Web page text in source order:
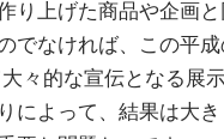
り上げた商品や企画
でなければ、この平
々的な宣伝となる展
によって、結果は大